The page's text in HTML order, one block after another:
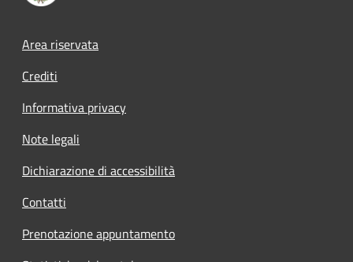
Footer menu
Area riservata
Crediti
Informativa privacy
Note legali
Dichiarazione di accessibilità
Contatti
Prenotazione appuntamento